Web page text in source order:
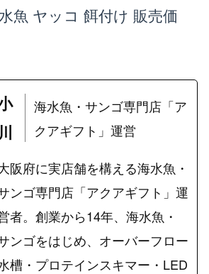
魚 ヤッコ 餌付け 販売価
海水魚・サンゴ専門店「ア
クアギフト」運営
阪府に実店舗を構える海水魚・
ンゴ専門店「アクアギフト」運
者。創業から14年、海水魚・
ンゴをはじめ、オーバーフロー
槽・プロテインスキマー・LED